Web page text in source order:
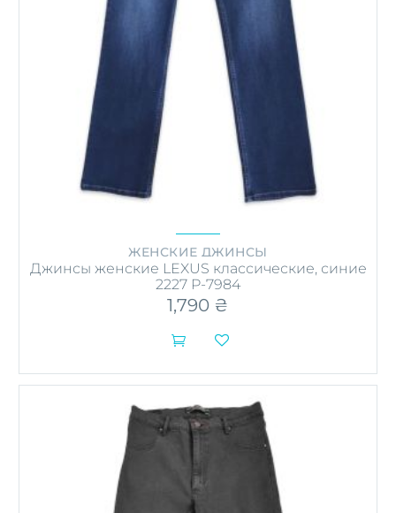
ЖЕНСКИЕ ДЖИНСЫ
Джинсы женские LEXUS классические, синие
2227 P-7984
1,790 ₴

товар
несколько
вариаций.
Опции
выбрать
на
странице
товара.
